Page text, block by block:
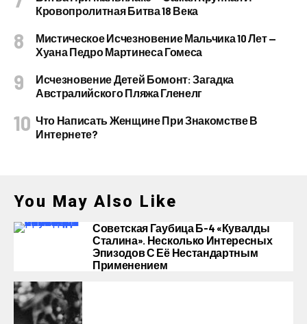
Кровопролитная Битва 18 Века
Мистическое Исчезновение Мальчика 10 Лет —
Хуана Педро Мартинеса Гомеса
Исчезновение Детей Бомонт: Загадка
Австралийского Пляжа Гленелг
Что Написать Женщине При Знакомстве В
Интернете?
You May Also Like
Советская Гаубица Б-4 «Кувалды
Сталина». Несколько Интересных
Эпизодов С Её Нестандартным
Применением